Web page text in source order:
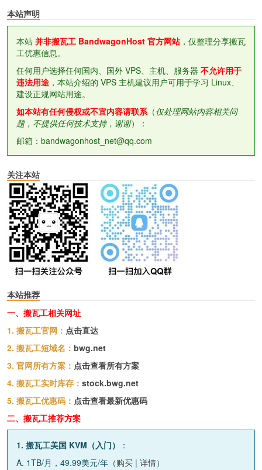
本站声明
本站 并非搬瓦工 BandwagonHost 官方网站，仅整理分享搬瓦
工优惠信息。
任何用户选择任何国内、国外 VPS、主机、服务器 不允许用于
违法用途 ，本站介绍的 VPS 主机建议用户可用于学习 Linux、
建设正规网站用途。
如本站有任何侵权或不宜内容请联系（仅处理网站内容相关问
题，不提供任何技术支持，谢谢）：
邮箱：bandwagonhost_net@qq.com
关注本站
本站推荐
一、搬瓦工相关网址
1. 搬瓦工官网： 点击直达
2. 搬瓦工短域名： bwg.net
3. 官网所有方案： 点击查看所有方案
4. 搬瓦工实时库存： stock.bwg.net
5. 搬瓦工优惠码： 点击查看最新优惠码
二、搬瓦工推荐方案
1. 搬瓦工美国 KVM（入门）
：
A. 1TB/月，49.99美元/年（购买 | 详情）